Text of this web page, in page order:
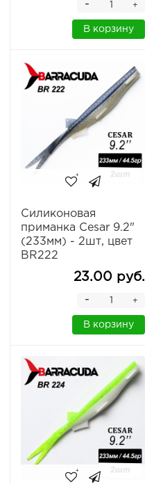
+
-
В корзину
Силиконовая
приманка Cesar 9.2"
(233мм) - 2шт, цвет
BR222
23.00 руб.
+
-
В корзину